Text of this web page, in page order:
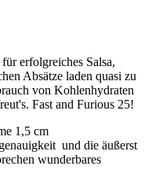
erfolgreiches Salsa,
Absätze laden quasi zu
von Kohlenhydraten
Fast and Furious 25!
1,5 cm
und die äußerst
wunderbares